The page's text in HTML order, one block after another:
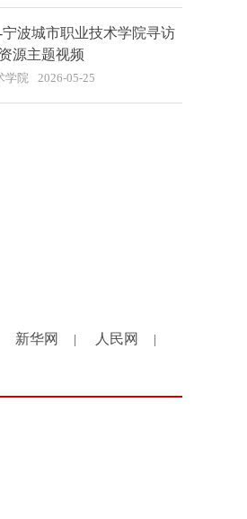
宁波城市职业技术学院寻访
源主题视频
学院 2026-05-25
新华网 人民网